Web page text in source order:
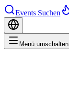
Events Suchen
Menü umschalten